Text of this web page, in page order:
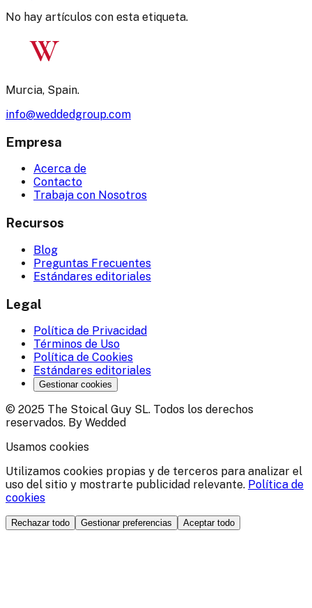
No hay artículos con esta etiqueta.
W
Murcia, Spain.
info@weddedgroup.com
Empresa
Acerca de
Contacto
Trabaja con Nosotros
Recursos
Blog
Preguntas Frecuentes
Estándares editoriales
Legal
Política de Privacidad
Términos de Uso
Política de Cookies
Estándares editoriales
Gestionar cookies
© 2025 The Stoical Guy SL. Todos los derechos
reservados. By Wedded
Usamos cookies
Utilizamos cookies propias y de terceros para analizar el
uso del sitio y mostrarte publicidad relevante. Política de
cookies
Rechazar todo Gestionar preferencias Aceptar todo